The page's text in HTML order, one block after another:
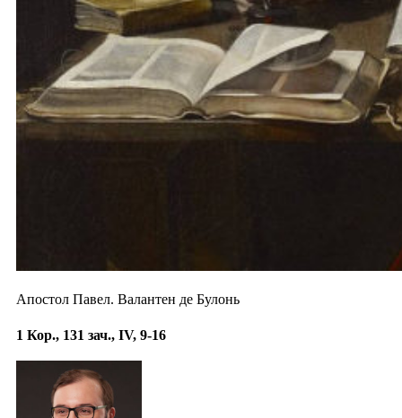
Апостол Павел. Валантен де Булонь
1 Кор., 131 зач., IV, 9-16